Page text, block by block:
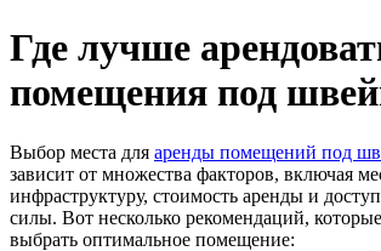
Где лучше
помещения под
Выбор места для аренды помещений под
зависит от множества факторов, включая
инфраструктуру, стоимость аренды и
силы. Вот несколько рекомендаций,
выбрать оптимальное помещение: